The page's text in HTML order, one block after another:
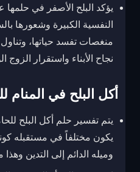
يؤكد البلح الأصفر في حلمها
النفسية الكبيرة وشعورها
منغصات تفسد حياتها،
نجاح الأبناء واستقرار الزوج
أكل البلح في المنام
يتم تفسير حلم أكل البلح
يكون مختلفاً في مستقبله
وميله الدائم إلى التدين